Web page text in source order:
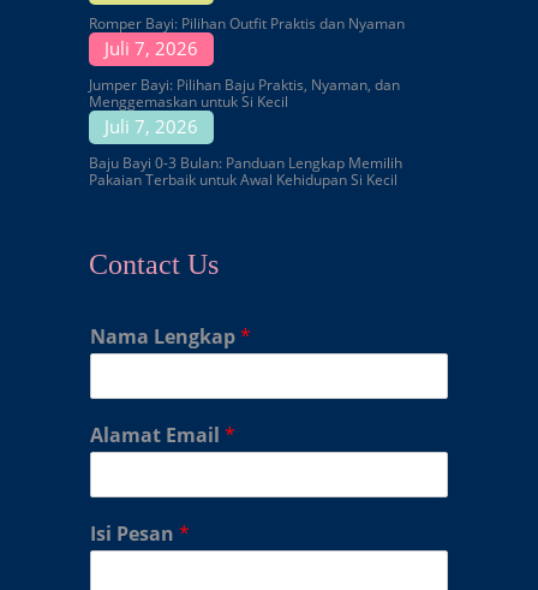
Romper Bayi: Pilihan Outfit Praktis dan Nyaman
Juli 7, 2026
Jumper Bayi: Pilihan Baju Praktis, Nyaman, dan
Menggemaskan untuk Si Kecil
Juli 7, 2026
Baju Bayi 0-3 Bulan: Panduan Lengkap Memilih
Pakaian Terbaik untuk Awal Kehidupan Si Kecil
Contact Us
Nama Lengkap*
Alamat Email *
Isi Pesan *